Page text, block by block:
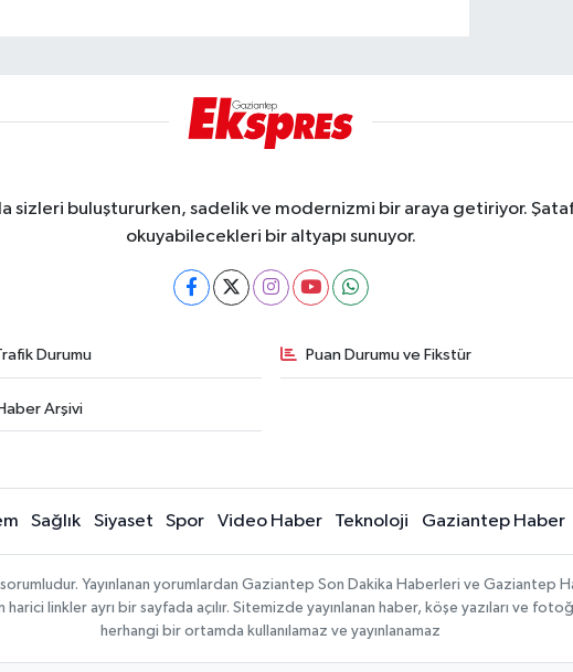
sizleri buluştururken, sadelik ve modernizmi bir araya getiriyor.
okuyabilecekleri bir altyapı sunuyor.
Durumu Puan Durumu ve Fikstür
Arşivi
Sağlık Siyaset Spor Video Haber Teknoloji Gaziantep Haber
Yayınlanan yorumlardan Gaziantep Son Dakika Haberleri ve
linkler ayrı bir sayfada açılır. Sitemizde yayınlanan haber, köşe yazıları ve
herhangi bir ortamda kullanılamaz ve yayınlanamaz